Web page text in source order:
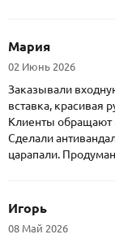
Мария
02 Июнь 2026
Заказывали
вставка, красивая
Клиенты обращают
Сделали
царапали.
Игорь
08 Май 2026